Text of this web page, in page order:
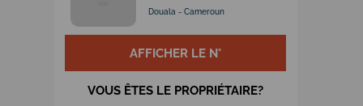
Douala - Cameroun
AFFICHER LE N°
VOUS ÊTES LE PROPRIÉTAIRE?